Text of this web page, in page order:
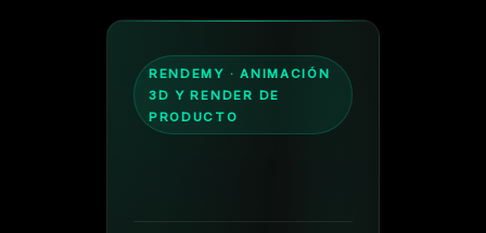
RENDEMY · ANIMACIÓN
3D Y RENDER DE
PRODUCTO